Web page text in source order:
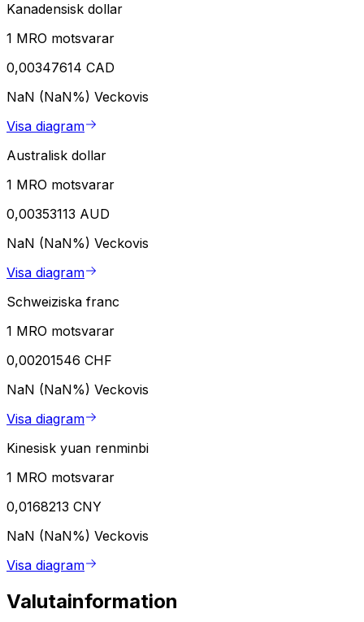
Kanadensisk dollar
1 MRO motsvarar
0,00347614 CAD
NaN (NaN%) Veckovis
Visa diagram
Australisk dollar
1 MRO motsvarar
0,00353113 AUD
NaN (NaN%) Veckovis
Visa diagram
Schweiziska franc
1 MRO motsvarar
0,00201546 CHF
NaN (NaN%) Veckovis
Visa diagram
Kinesisk yuan renminbi
1 MRO motsvarar
0,0168213 CNY
NaN (NaN%) Veckovis
Visa diagram
Valutainformation